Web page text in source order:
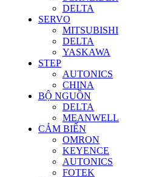
DELTA
SERVO
MITSUBISHI
DELTA
YASKAWA
STEP
AUTONICS
CHINA
BỘ NGUỒN
DELTA
MEANWELL
CẢM BIẾN
OMRON
KEYENCE
AUTONICS
FOTEK